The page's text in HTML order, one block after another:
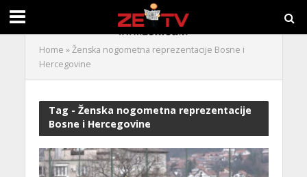
Home »Ženska nogometna reprezentacije Bosne i
Hercegovine
Tag - Ženska nogometna reprezentacije
Bosne i Hercegovine